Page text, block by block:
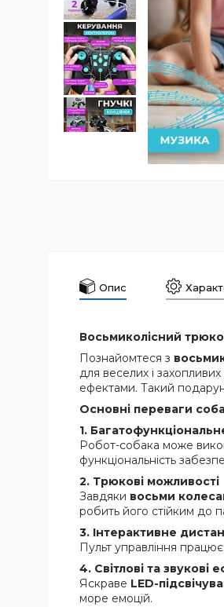
Опис
Восьмиколісний
Познайомтеся з
для веселих і
ефектами. Такий
Основні переваги
1.
Робот-собака може
функціональність
2. Трюкові можливості
Завдяки восьми
робить його стійким до
3. Інтерактивне
Пульт управління працює
4. Світлові та звукові
Яскраве LED-
море емоцій.